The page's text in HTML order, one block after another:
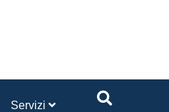
Servizi